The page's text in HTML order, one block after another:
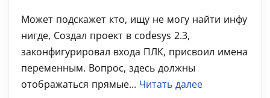
Может подскажет кто, ищу не могу найти инфу
нигде, Создал проект в codesys 2.3,
законфигурировал входа ПЛК, присвоил имена
переменным. Вопрос, здесь должны
отображаться прямые... Читать далее